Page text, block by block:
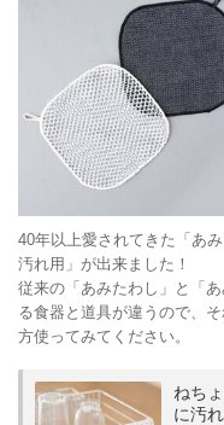
40年以上愛されてきた「あ
汚れ用」が出来ました！
従来の「あみたわし」と「
る食器と道具が違うので、
方使ってみてください。
ねち
に汚